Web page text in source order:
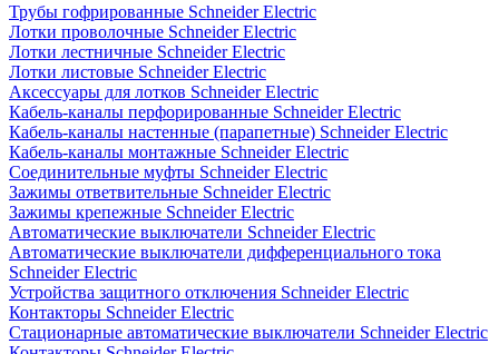
Трубы гофрированные Schneider Electric
Лотки проволочные Schneider Electric
Лотки лестничные Schneider Electric
Лотки листовые Schneider Electric
Аксессуары для лотков Schneider Electric
Кабель-каналы перфорированные Schneider Electric
Кабель-каналы настенные (парапетные) Schneider Electric
Кабель-каналы монтажные Schneider Electric
Соединительные муфты Schneider Electric
Зажимы ответвительные Schneider Electric
Зажимы крепежные Schneider Electric
Автоматические выключатели Schneider Electric
Автоматические выключатели дифференциального тока
Schneider Electric
Устройства защитного отключения Schneider Electric
Контакторы Schneider Electric
Стационарные автоматические выключатели Schneider Electric